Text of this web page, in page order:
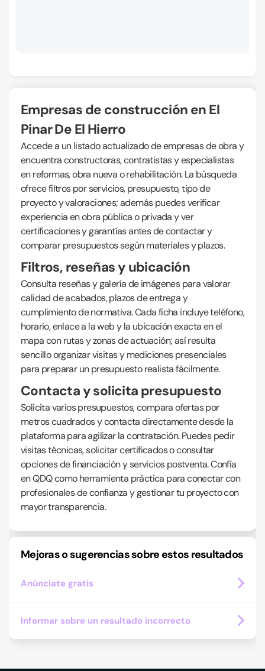
Empresas de construcción en El
Pinar De El Hierro
Accede a un listado actualizado de empresas de obra y
encuentra constructoras, contratistas y especialistas
en reformas, obra nueva o rehabilitación. La búsqueda
ofrece filtros por servicios, presupuesto, tipo de
proyecto y valoraciones; además puedes verificar
experiencia en obra pública o privada y ver
certificaciones y garantías antes de contactar y
comparar presupuestos según materiales y plazos.
Filtros, reseñas y ubicación
Consulta reseñas y galería de imágenes para valorar
calidad de acabados, plazos de entrega y
cumplimiento de normativa. Cada ficha incluye teléfono,
horario, enlace a la web y la ubicación exacta en el
mapa con rutas y zonas de actuación; así resulta
sencillo organizar visitas y mediciones presenciales
para preparar un presupuesto realista fácilmente.
Contacta y solicita presupuesto
Solicita varios presupuestos, compara ofertas por
metros cuadrados y contacta directamente desde la
plataforma para agilizar la contratación. Puedes pedir
visitas técnicas, solicitar certificados o consultar
opciones de financiación y servicios postventa. Confía
en QDQ como herramienta práctica para conectar con
profesionales de confianza y gestionar tu proyecto con
mayor transparencia.
Mejoras o sugerencias sobre estos resultados
Anúnciate gratis
Informar sobre un resultado incorrecto